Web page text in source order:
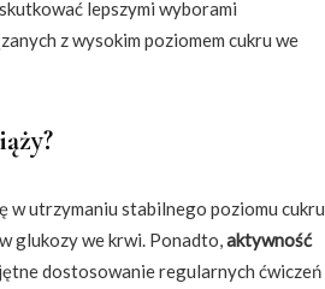
lepszymi wyborami
z wysokim poziomem cukru we
w utrzymaniu stabilnego poziomu cukru
glukozy we krwi. Ponadto,aktywność
dostosowanie regularnych ćwiczeń